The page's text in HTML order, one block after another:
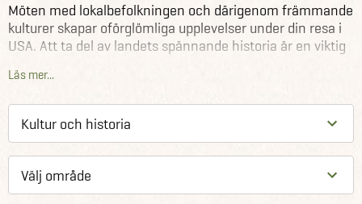
Möten med lokalbefolkningen och därigenom främmande
kulturer skapar oförglömliga upplevelser under din resa i
USA. Att ta del av landets spännande historia är en viktig
som vill uppleva USA:s spännande kultur och historia har
Se våra övriga kultur- och historieresor runtom i världen
Läs mer...